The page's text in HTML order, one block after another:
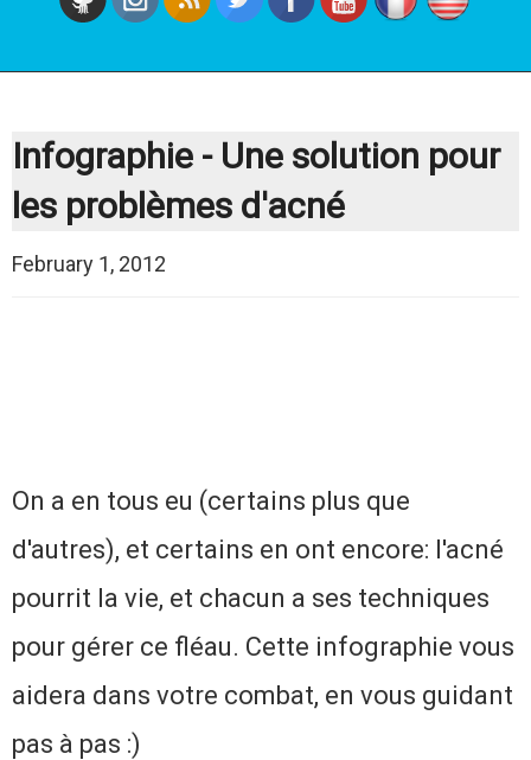
Infographie - Une solution pour
les problèmes d'acné
February 1, 2012
On a en tous eu (certains plus que
d'autres), et certains en ont encore: l'acné
pourrit la vie, et chacun a ses techniques
pour gérer ce fléau. Cette infographie vous
aidera dans votre combat, en vous guidant
pas à pas :)